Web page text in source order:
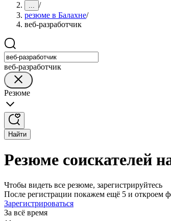
... /
резюме в Балахне/
веб-разработчик
веб-разработчик
Резюме
Найти
Резюме соискателей
Чтобы видеть все резюме, зарегистрируйтесь
После регистрации покажем ещё 5 и откроем
Зарегистрироваться
За всё время